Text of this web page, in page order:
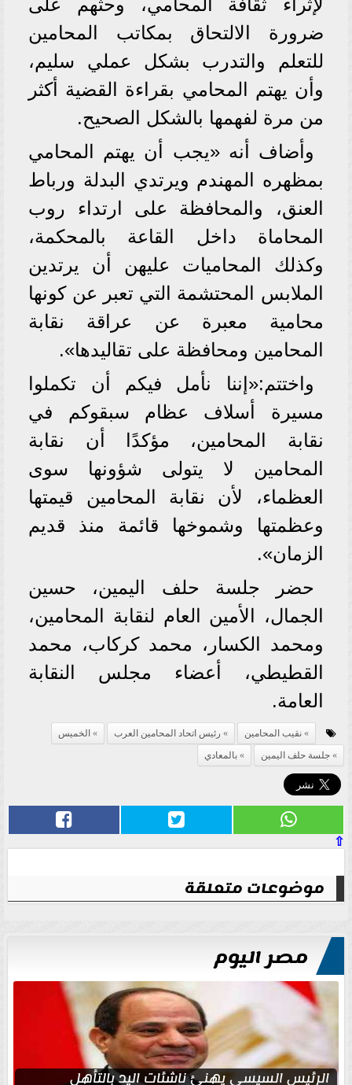
ضرورة الالتحاق بمكاتب المحامين
للتعلم والتدرب بشكل عملي سليم،
وأن يهتم المحامي بقراءة القضية أكثر
من مرة لفهمها بالشكل الصحيح.
وأضاف أنه «يجب أن يهتم المحامي
بمظهره المهندم ويرتدي البدلة ورباط
العنق، والمحافظة على ارتداء روب
المحاماة داخل القاعة بالمحكمة،
وكذلك المحاميات عليهن أن يرتدين
الملابس المحتشمة التي تعبر عن كونها
محامية معبرة عن عراقة نقابة
المحامين ومحافظة على تقاليدها».
واختتم:«إننا نأمل فيكم أن تكملوا
مسيرة أسلاف عظام سبقوكم في
نقابة المحامين، مؤكدًا أن نقابة
المحامين لا يتولى شؤونها سوى
العظماء، لأن نقابة المحامين قيمتها
وعظمتها وشموخها قائمة منذ قديم
الزمان».
حضر جلسة حلف اليمين، حسين
الجمال، الأمين العام لنقابة المحامين،
ومحمد الكسار، محمد كركاب، محمد
القطيطي، أعضاء مجلس النقابة
العامة.
نقيب المحامين رئيس اتحاد المحامين العرب
الخميس
جلسة حلف اليمين
بالمعادي
⇧
موضوعات متعلقة
مصر اليوم
الرئيس السيسي يهنئ ناشئات اليد بالتأهل